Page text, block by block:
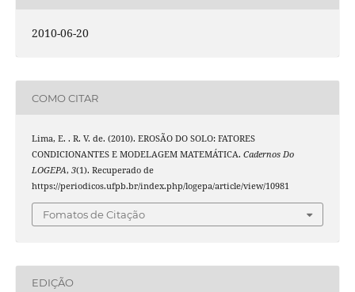
2010-06-20
COMO CITAR
Lima, E. . R. V. de. (2010). EROSÃO DO SOLO: FATORES
CONDICIONANTES E MODELAGEM MATEMÁTICA. Cadernos Do
LOGEPA, 3(1). Recuperado de
https://periodicos.ufpb.br/index.php/logepa/article/view/10981
Fomatos de Citação
EDIÇÃO